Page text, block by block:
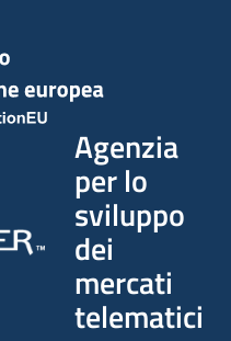
Agenzia
per lo
sviluppo
dei
mercati
telematici